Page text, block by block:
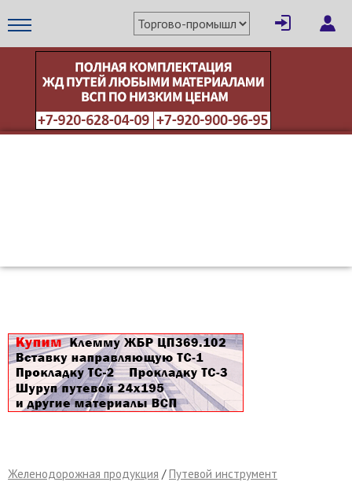
Желенодорожная продукция /Путевой инструмент
× Написать поставщику